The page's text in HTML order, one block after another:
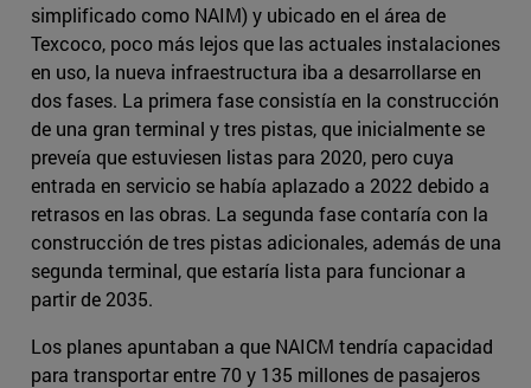
simplificado como NAIM) y ubicado en el área de
Texcoco, poco más lejos que las actuales instalaciones
en uso, la nueva infraestructura iba a desarrollarse en
dos fases. La primera fase consistía en la construcción
de una gran terminal y tres pistas, que inicialmente se
preveía que estuviesen listas para 2020, pero cuya
entrada en servicio se había aplazado a 2022 debido a
retrasos en las obras. La segunda fase contaría con la
construcción de tres pistas adicionales, además de una
segunda terminal, que estaría lista para funcionar a
partir de 2035.
Los planes apuntaban a que NAICM tendría capacidad
para transportar entre 70 y 135 millones de pasajeros